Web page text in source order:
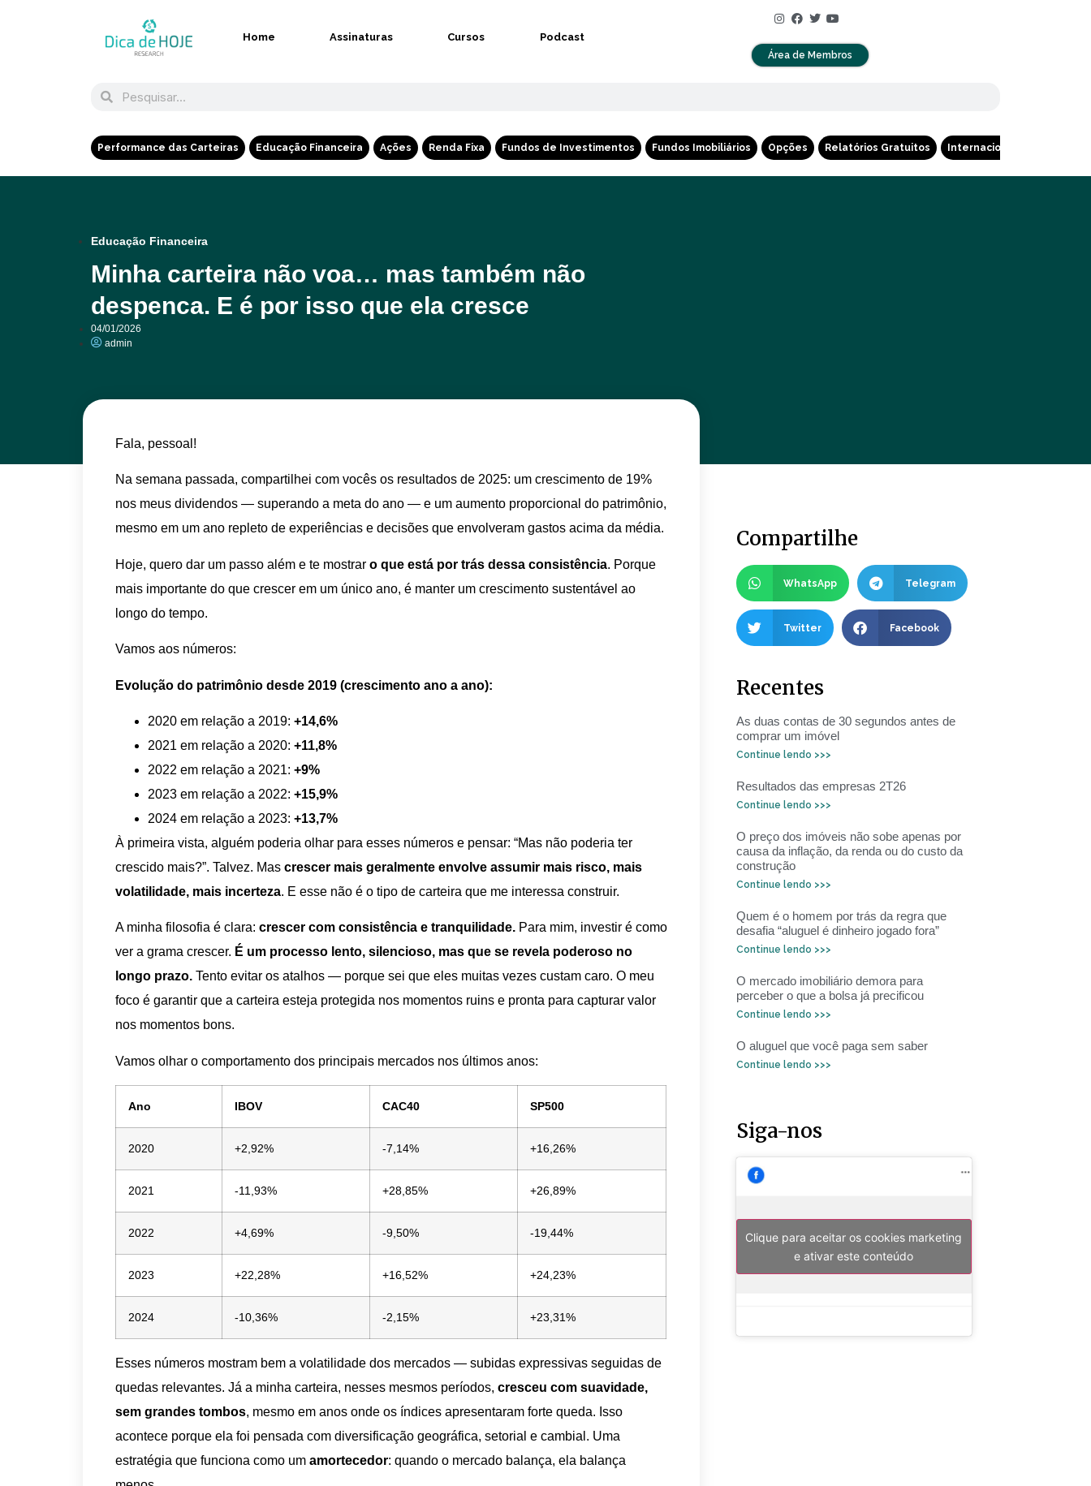
Home Assinaturas Cursos Podcast
Área de Membros
Performance das Carteiras Educação Financeira Ações Renda Fixa Fundos de Investimentos Fundos Imobiliários Opções Relatórios Gratuitos Internacional
Educação Financeira
Minha carteira não voa… mas também não
despenca. E é por isso que ela cresce
04/01/2026
admin
Fala, pessoal!
Na semana passada, compartilhei com vocês os resultados de 2025: um crescimento de 19%
nos meus dividendos — superando a meta do ano — e um aumento proporcional do patrimônio,
mesmo em um ano repleto de experiências e decisões que envolveram gastos acima da média.
Hoje, quero dar um passo além e te mostrar o que está por trás dessa consistência. Porque
mais importante do que crescer em um único ano, é manter um crescimento sustentável ao
longo do tempo.
Vamos aos números:
Evolução do patrimônio desde 2019 (crescimento ano a ano):
2020 em relação a 2019: +14,6%
2021 em relação a 2020: +11,8%
2022 em relação a 2021: +9%
2023 em relação a 2022: +15,9%
2024 em relação a 2023: +13,7%
À primeira vista, alguém poderia olhar para esses números e pensar: “Mas não poderia ter
crescido mais?”. Talvez. Mas crescer mais geralmente envolve assumir mais risco, mais
volatilidade, mais incerteza. E esse não é o tipo de carteira que me interessa construir.
A minha filosofia é clara: crescer com consistência e tranquilidade. Para mim, investir é como
ver a grama crescer. É um processo lento, silencioso, mas que se revela poderoso no
longo prazo. Tento evitar os atalhos — porque sei que eles muitas vezes custam caro. O meu
foco é garantir que a carteira esteja protegida nos momentos ruins e pronta para capturar valor
nos momentos bons.
Vamos olhar o comportamento dos principais mercados nos últimos anos:
Ano IBOV CAC40 SP500
2020 +2,92% -7,14% +16,26%
2021 -11,93% +28,85% +26,89%
2022 +4,69% -9,50% -19,44%
2023 +22,28% +16,52% +24,23%
2024 -10,36% -2,15% +23,31%
Esses números mostram bem a volatilidade dos mercados — subidas expressivas seguidas de
quedas relevantes. Já a minha carteira, nesses mesmos períodos, cresceu com suavidade,
sem grandes tombos, mesmo em anos onde os índices apresentaram forte queda. Isso
acontece porque ela foi pensada com diversificação geográfica, setorial e cambial. Uma
estratégia que funciona como um amortecedor: quando o mercado balança, ela balança
Compartilhe
WhatsApp Telegram
Twitter Facebook
Recentes
As duas contas de 30 segundos antes de
comprar um imóvel
Continue lendo >>>
Resultados das empresas 2T26
Continue lendo >>>
O preço dos imóveis não sobe apenas por
causa da inflação, da renda ou do custo da
construção
Continue lendo >>>
Quem é o homem por trás da regra que
desafia “aluguel é dinheiro jogado fora”
Continue lendo >>>
O mercado imobiliário demora para
perceber o que a bolsa já precificou
Continue lendo >>>
O aluguel que você paga sem saber
Continue lendo >>>
Siga-nos
Clique para aceitar os cookies marketing
e ativar este conteúdo